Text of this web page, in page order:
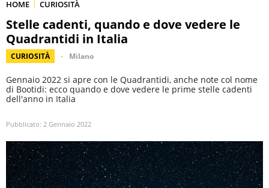
HOME CURIOSITÀ
Stelle cadenti, quando e dove vedere le
Quadrantidi in Italia
CURIOSITÀ Milano
Gennaio 2022 si apre con le Quadrantidi, anche note col nome
di Bootidi: ecco quando e dove vedere le prime stelle cadenti
dell'anno in Italia
Pubblicato: 2 Gennaio 2022